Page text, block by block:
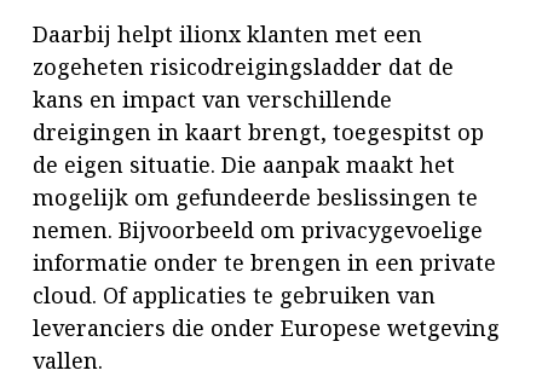
Daarbij helpt ilionx klanten met een
zogeheten risicodreigingsladder dat de
kans en impact van verschillende
dreigingen in kaart brengt, toegespitst op
de eigen situatie. Die aanpak maakt het
mogelijk om gefundeerde beslissingen te
nemen. Bijvoorbeeld om privacygevoelige
informatie onder te brengen in een private
cloud. Of applicaties te gebruiken van
leveranciers die onder Europese wetgeving
vallen.